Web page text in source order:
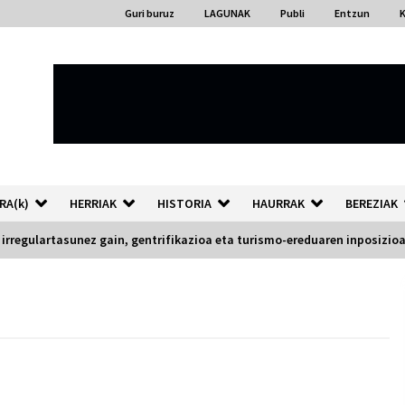
Guri buruz LAGUNAK Publi Entzun
HERRIAK HISTORIA HAURRAK BEREZIAK
irregulartasunez gain, gentrifikazioa eta turismo-ereduaren